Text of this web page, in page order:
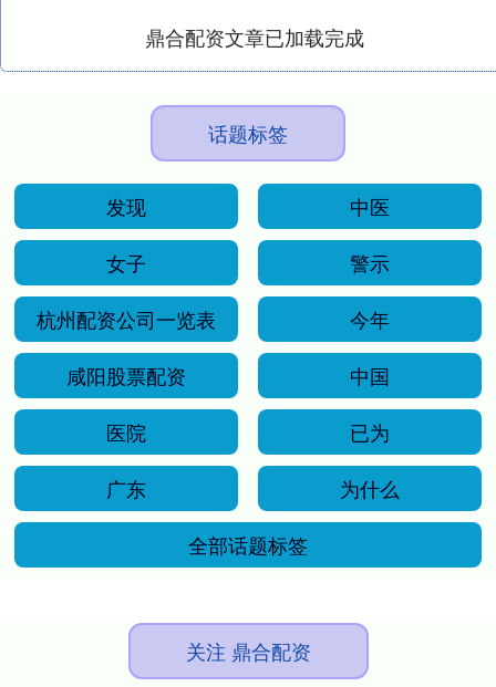
鼎合配资文章已加载完成
话题标签
发现
中医
女子
警示
杭州配资公司一览表
今年
咸阳股票配资
中国
医院
已为
广东
为什么
全部话题标签
关注 鼎合配资